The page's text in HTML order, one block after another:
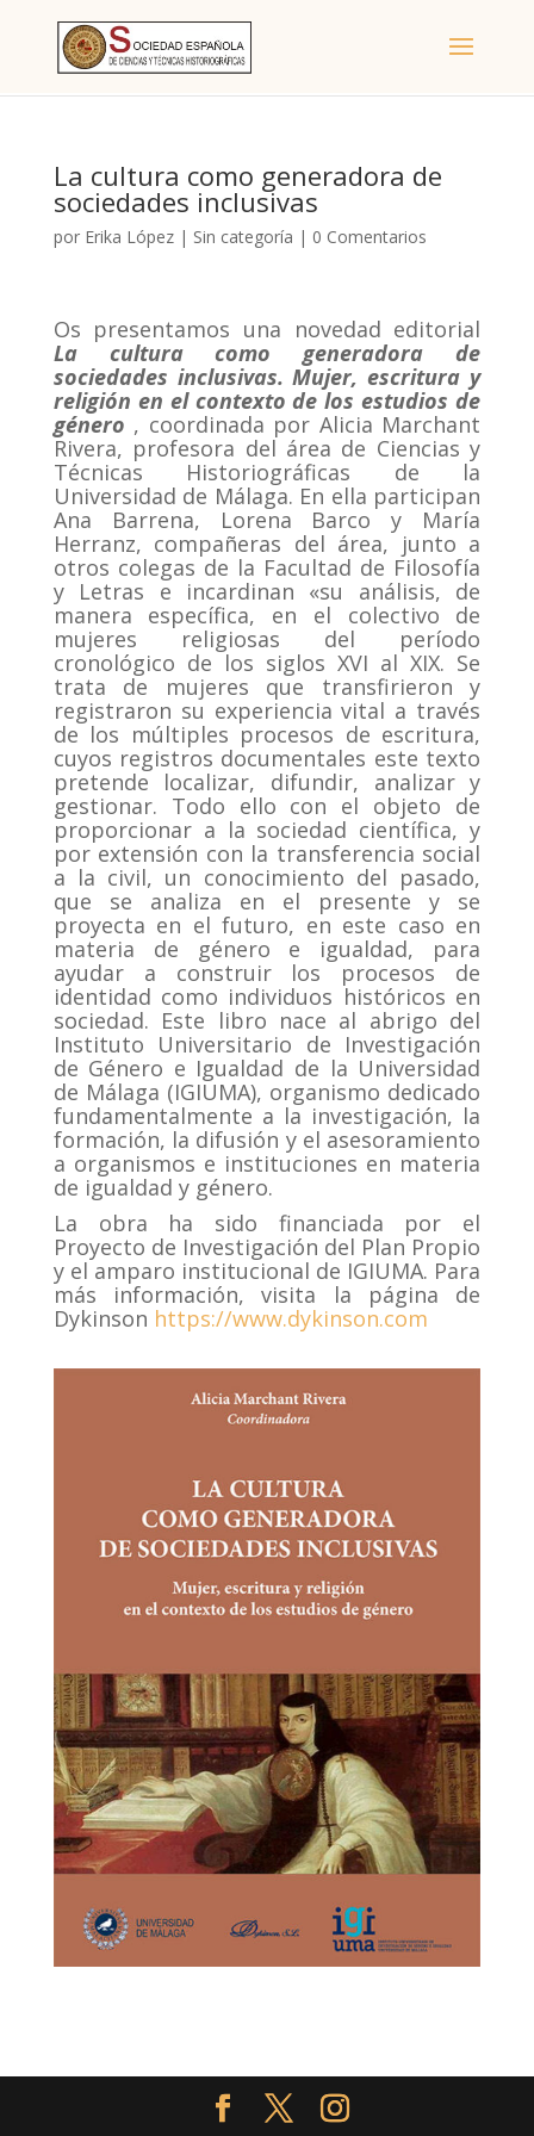
La cultura como generadora de
sociedades inclusivas
por Erika López| Sin categoría | 0 Comentarios
Os presentamos una novedad editorial
La cultura como generadora de
sociedades inclusivas. Mujer, escritura y
religión en el contexto de los estudios de
género , coordinada por Alicia Marchant
Rivera, profesora del área de Ciencias y
Técnicas Historiográficas de la
Universidad de Málaga. En ella participan
Ana Barrena, Lorena Barco y María
Herranz, compañeras del área, junto a
otros colegas de la Facultad de Filosofía
y Letras e incardinan «su análisis, de
manera específica, en el colectivo de
mujeres religiosas del período
cronológico de los siglos XVI al XIX. Se
trata de mujeres que transfirieron y
registraron su experiencia vital a través
de los múltiples procesos de escritura,
cuyos registros documentales este texto
pretende localizar, difundir, analizar y
gestionar. Todo ello con el objeto de
proporcionar a la sociedad científica, y
por extensión con la transferencia social
a la civil, un conocimiento del pasado,
que se analiza en el presente y se
proyecta en el futuro, en este caso en
materia de género e igualdad, para
ayudar a construir los procesos de
identidad como individuos históricos en
sociedad. Este libro nace al abrigo del
Instituto Universitario de Investigación
de Género e Igualdad de la Universidad
de Málaga (IGIUMA), organismo dedicado
fundamentalmente a la investigación, la
formación, la difusión y el asesoramiento
a organismos e instituciones en materia
de igualdad y género.
La obra ha sido financiada por el
Proyecto de Investigación del Plan Propio
y el amparo institucional de IGIUMA. Para
más información, visita la página de
Dykinson https://www.dykinson.com